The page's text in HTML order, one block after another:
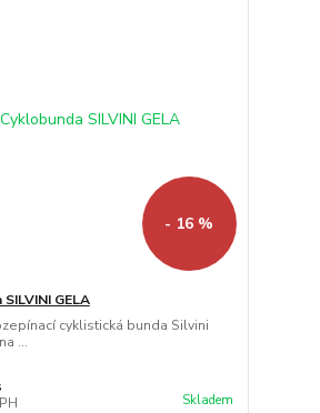
- 16 %
GELA
cyklistická bunda Silvini
...
Skladem